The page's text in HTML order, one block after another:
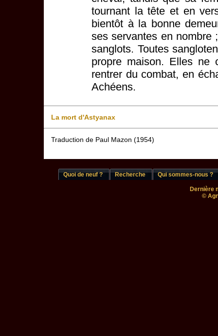
tournant la tête et en
bientôt à la bonne
ses servantes en nombre
sanglots. Toutes
propre maison. Elles ne
rentrer du combat, en
Achéens.
La mort d'Astyanax
Traduction de Paul Mazon (1954)
Quoi de neuf ? Recherche Qui sommes-nous ?
Dernière
©